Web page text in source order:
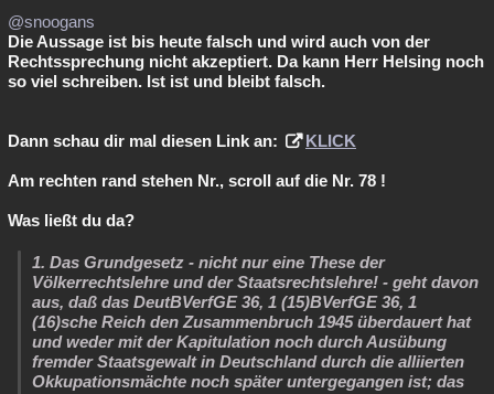
@snoogans
Die Aussage ist bis heute falsch und wird auch von der
Rechtssprechung nicht akzeptiert. Da kann Herr Helsing noch
so viel schreiben. Ist ist und bleibt falsch.
Dann schau dir mal diesen Link an: KLICK
Am rechten rand stehen Nr., scroll auf die Nr. 78 !
Was ließt du da?
1. Das Grundgesetz - nicht nur eine These der
Völkerrechtslehre und der Staatsrechtslehre! - geht davon
aus, daß das DeutBVerfGE 36, 1 (15)BVerfGE 36, 1
(16)sche Reich den Zusammenbruch 1945 überdauert hat
und weder mit der Kapitulation noch durch Ausübung
fremder Staatsgewalt in Deutschland durch die alliierten
Okkupationsmächte noch später untergegangen ist; das